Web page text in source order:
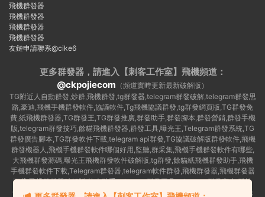
飛機群發器
飛機群發器
飛機群發器
飛機群發器
友鏈申請聯系@cike6
更多群發器，請進入【刺客工作室】 飛機頻道：
@ckpojiecom （頻道實時更新最新破解版）
TG附近人自動群發,炒群,飛機群發,tg群發器,telegram群發破解,telegram群發思
路,豪迪,飛機手機群發軟件,協議軟件,Tg飛機協議群發,tg群發網頁版,TG群發免
費,紙飛機群發器,TG群發王,TG群發推廣,群發助手,群發腳本,群發營銷,群發手機
版,telegram群發技巧,餘貓飛機群發器,群發工具,曝光王,Telegram群發系統,TG
群發廣告腳本,TG群發軟件下載,telegram api群發,TG協議破解版群發軟件,飛機
群發機器人,飛機手機群發軟件哪個好用,監聽,群采集,飛機手機群發軟件有哪些,
大飛機群發源碼,曝光王飛機群發軟件破解版,tg群發,餘貓紙飛機群發助手,飛機
手機群發軟件下載,Telegram群發器,telegram軟件群發,飛機群發器,飛機群發器
下載,飛機群發器破解版,拉人助手,telegram群發工具,telegram 群發言,加群軟
件,Telegram怎麽群發,協議号注冊機,TG機器人群發消息,群發軟件,tg群發器免